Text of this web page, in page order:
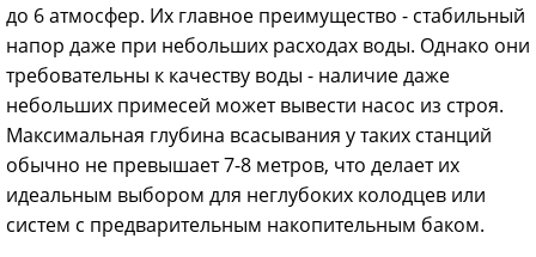
до 6 атмосфер. Их главное преимущество - стабильный
напор даже при небольших расходах воды. Однако они
требовательны к качеству воды - наличие даже
небольших примесей может вывести насос из строя.
Максимальная глубина всасывания у таких станций
обычно не превышает 7-8 метров, что делает их
идеальным выбором для неглубоких колодцев или
систем с предварительным накопительным баком.